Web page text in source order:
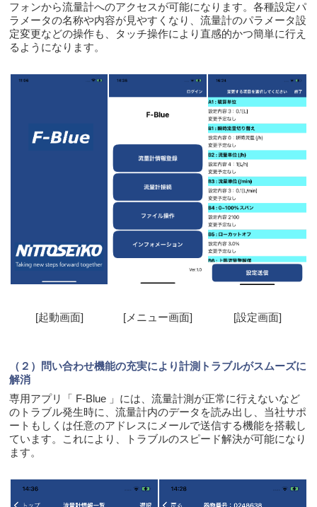
フォンから流量計へのアクセスが可能になります。各種設定パ
ラメータの名称や内容が見やすくなり、流量計のパラメータ設
定変更などの操作も、タッチ操作により直感的かつ簡単に行え
るようになります。
[起動画面] [メニュー画面] [設定画面]
（２）問い合わせ機能の充実により計測トラブルがスムーズに
解消
専用アプリ「 F-Blue 」には、流量計測が正常に行えないなど
のトラブル発生時に、流量計内のデータを読み出し、 当社サポ
ートもしくは任意のアドレスにメールで送信する機能を搭載し
ています。これにより、トラブルのスピード解決が可能になり
ます。